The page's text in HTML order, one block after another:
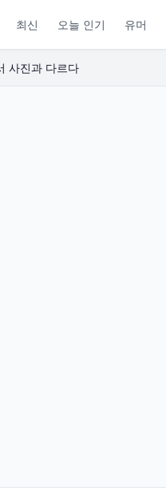
최신 오늘 인기 유머
사진과 다르다